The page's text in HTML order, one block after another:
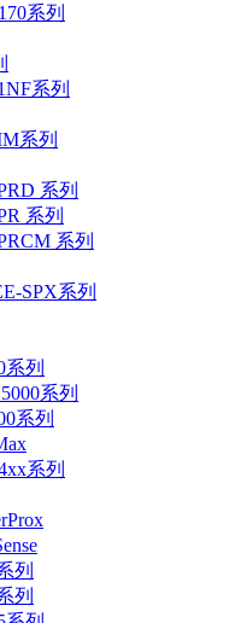
系列
系列
系列
系列
系列
系列
SPX系列
列
系列
系列
系列
列
列